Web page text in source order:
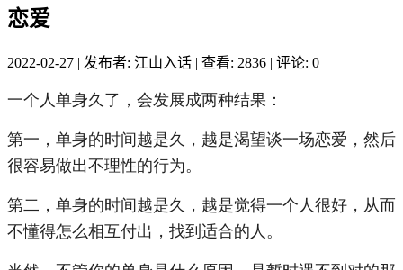
恋爱
2022-02-27 | 发布者: 江山入话 | 查看: 2836 | 评论: 0
一个人单身久了，会发展成两种结果：
第一，单身的时间越是久，越是渴望谈一场恋爱，然后
很容易做出不理性的行为。
第二，单身的时间越是久，越是觉得一个人很好，从而
不懂得怎么相互付出，找到适合的人。